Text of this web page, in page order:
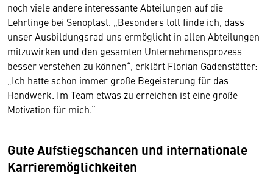
noch viele andere interessante Abteilungen auf die
Lehrlinge bei Senoplast. „Besonders toll finde ich, dass
unser Ausbildungsrad uns ermöglicht in allen Abteilungen
mitzuwirken und den gesamten Unternehmensprozess
besser verstehen zu können“, erklärt Florian Gadenstätter:
„Ich hatte schon immer große Begeisterung für das
Handwerk. Im Team etwas zu erreichen ist eine große
Motivation für mich.“
Gute Aufstiegschancen und internationale
Karrieremöglichkeiten